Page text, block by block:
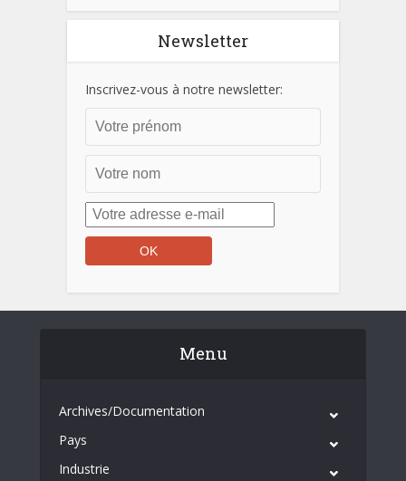
Newsletter
Inscrivez-vous à notre newsletter:
Menu
Archives/Documentation
Pays
Industrie